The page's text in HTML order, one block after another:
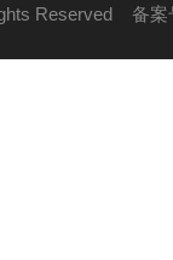
Reserved 备案